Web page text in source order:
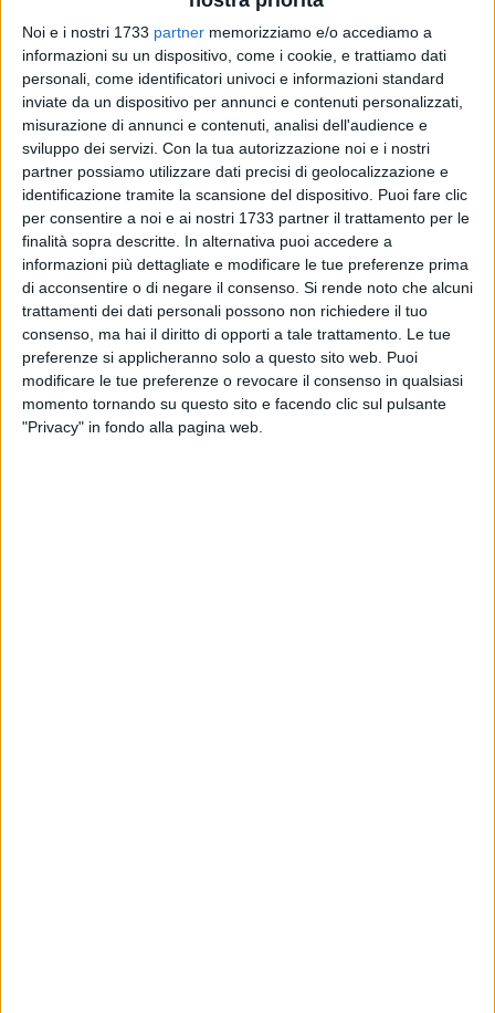
Noi e i nostri 1733 partner memorizziamo e/o accediamo a
informazioni su un dispositivo, come i cookie, e trattiamo dati
personali, come identificatori univoci e informazioni standard
inviate da un dispositivo per annunci e contenuti personalizzati,
misurazione di annunci e contenuti, analisi dell'audience e
sviluppo dei servizi. Con la tua autorizzazione noi e i nostri
partner possiamo utilizzare dati precisi di geolocalizzazione e
identificazione tramite la scansione del dispositivo. Puoi fare clic
per consentire a noi e ai nostri 1733 partner il trattamento per le
finalità sopra descritte. In alternativa puoi accedere a
informazioni più dettagliate e modificare le tue preferenze prima
di acconsentire o di negare il consenso. Si rende noto che alcuni
trattamenti dei dati personali possono non richiedere il tuo
consenso, ma hai il diritto di opporti a tale trattamento. Le tue
preferenze si applicheranno solo a questo sito web. Puoi
modificare le tue preferenze o revocare il consenso in qualsiasi
momento tornando su questo sito e facendo clic sul pulsante
"Privacy" in fondo alla pagina web.
54
A cura di
LUCA FERRANTE
Un ballo di fine anno per chiudere divertendosi l'anno
scolastico. La serata sarà organizzata dal Love Staff
composto da un gruppo di ragazzi (Gianluca Pellegrini,
Vincenza Porcelli, Renato Pasquale, Dario De Savino, Alberto
De Toma). L'evento si terrà venerdì 7 giugno e la location
scelta è stata Baia delle Sirene, rimessa completamente a
norma.
Parteciperanno tutti gli studenti e le studentesse dell'istituto
"Giacinto Dell'Olio" di via Mauro Giuliani e del liceo